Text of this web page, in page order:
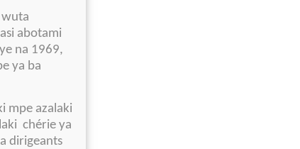
wuta
abotami
na 1969,
ya ba
mpe azalaki
chérie ya
dirigeants